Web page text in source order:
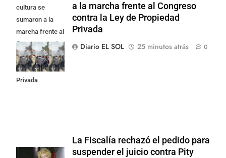
cultura se
sumaron a la
marcha frente al
Congreso contra
la Ley de
Propiedad
Privada
a la marcha frente al Congreso
contra la Ley de Propiedad
Privada
Diario EL SOL
25 minutos atrás 0
La Fiscalía rechazó el pedido para
suspender el juicio contra Pity